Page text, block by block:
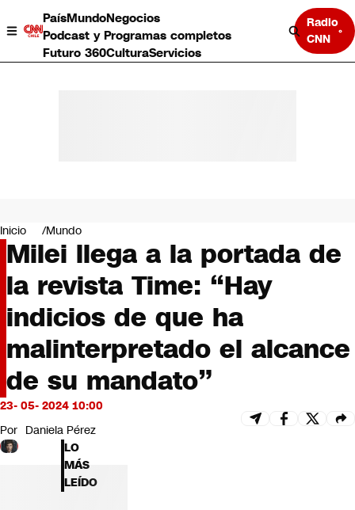
PaísMundoNegocios
Podcast y Programas completos
Futuro 360CulturaServicios
Radio
CNN
Negocios
Deportes
Programas completos
Cultura
Servicios
Bits
CNN tiempo
Futuro 360
Opinión
Inicio Mundo
Milei llega a la portada de
la revista Time: “Hay
indicios de que ha
malinterpretado el alcance
de su mandato”
23- 05- 2024 10:00
Por Daniela Pérez
LO
MÁS
LEÍDO